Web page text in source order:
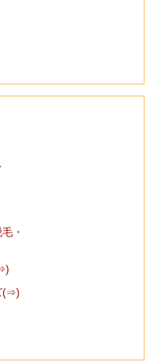
・
(⇒)